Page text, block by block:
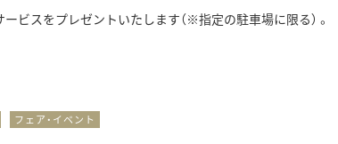
ビスをプレゼントいたします（※指定の駐車場に限る） 。
フェア・イベント